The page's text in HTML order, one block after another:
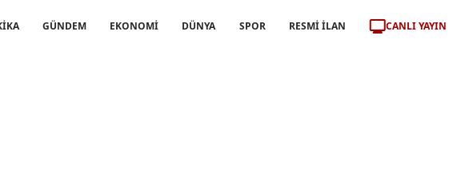
GÜNDEM EKONOMİ DÜNYA SPOR RESMİ İLAN CANLI YAYIN